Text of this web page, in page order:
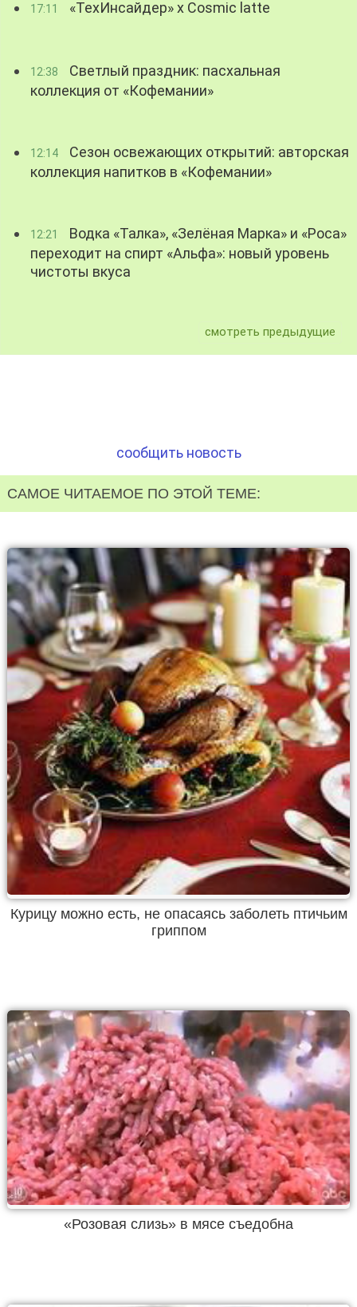
17:11 «ТехИнсайдер» х Cosmic latte
12:38
Светлый праздник: пасхальная
коллекция от «Кофемании»
12:14
Сезон освежающих открытий: авторская
коллекция напитков в «Кофемании»
12:21
Водка «Талка», «Зелёная Марка» и «Роса»
переходит на спирт «Альфа»: новый уровень
чистоты вкуса
смотреть предыдущие
сообщить новость
САМОЕ ЧИТАЕМОЕ ПО ЭТОЙ ТЕМЕ:
Курицу можно есть, не опасаясь заболеть птичьим
гриппом
«Розовая слизь» в мясе съедобна